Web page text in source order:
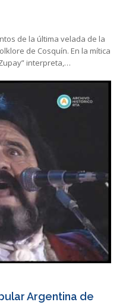
de la última velada de la
de Cosquín. En la mítica
interpreta,…
Argentina de